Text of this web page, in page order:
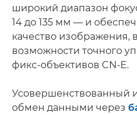
широкий диапазон
14 до 135 мм — и
качество изображения,
возможности точного
фикс-объективов CN-E.
Усовершенствованный
обмен данными через